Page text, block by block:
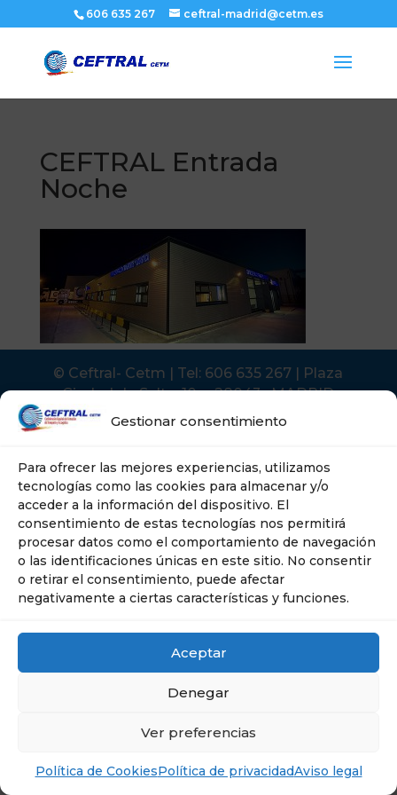
Gestionar consentimiento
Para ofrecer las mejores experiencias, utilizamos
tecnologías como las cookies para almacenar y/o
acceder a la información del dispositivo. El
consentimiento de estas tecnologías nos permitirá
procesar datos como el comportamiento de navegación
o las identificaciones únicas en este sitio. No consentir
o retirar el consentimiento, puede afectar
negativamente a ciertas características y funciones.
Aceptar
Denegar
Ver preferencias
Política de CookiesPolítica de privacidadAviso legal
606 635 267 ceftral-madrid@cetm.es
CEFTRAL Entrada
Noche
© Ceftral- Cetm | Tel: 606 635 267 | Plaza
Ciudad de Salta, 10 -- 28043 . MADRID